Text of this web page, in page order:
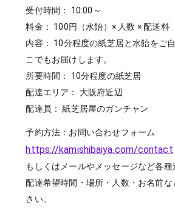
受付時間： 10:00～
料金： 100円（水飴）× 人数 × 配送料（
内容： 10分程度の紙芝居と水飴をご
こでもお届けします。
所要時間： 10分程度の紙芝居
配達エリア： 大阪府近辺
配達員： 紙芝居屋のガンチャン
予約方法：お問い合わせフォーム
https://kamishibaiya.com/contact
もしくはメールやメッセージなど各種
配達希望時間・場所・人数・お名前
さい。